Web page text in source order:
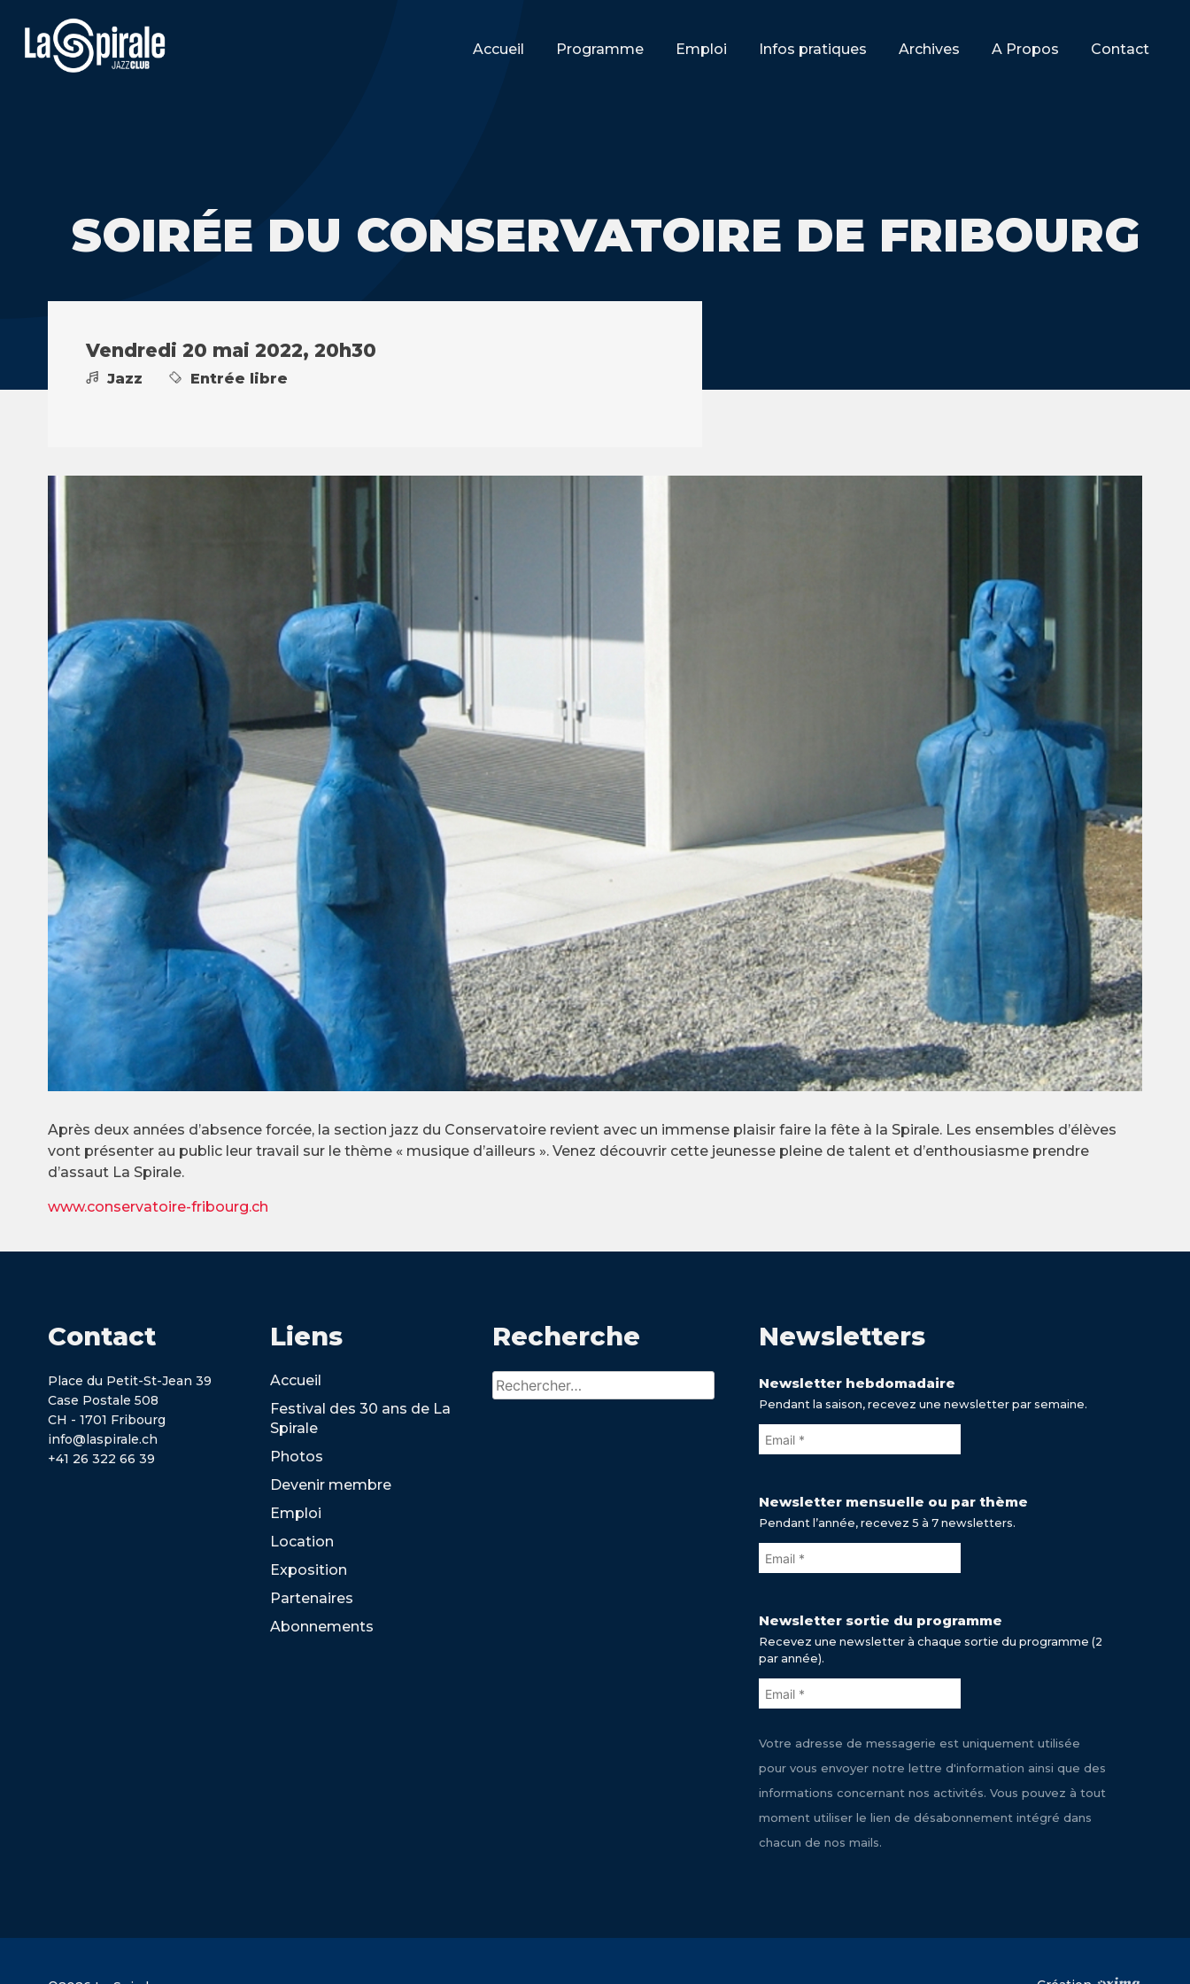
Accueil Programme Emploi Infos pratiques Archives A Propos Contact
SOIRÉE DU CONSERVATOIRE DE FRIBOURG
Vendredi 20 mai 2022, 20h30
Jazz Entrée libre
Après deux années d’absence forcée, la section jazz du Conservatoire revient avec un immense plaisir faire la fête à la Spirale. Les ensembles d’élèves
vont présenter au public leur travail sur le thème « musique d’ailleurs ». Venez découvrir cette jeunesse pleine de talent et d’enthousiasme prendre
d’assaut La Spirale.
www.conservatoire-fribourg.ch
Contact
Place du Petit-St-Jean 39
Case Postale 508
CH - 1701 Fribourg
info@laspirale.ch
+41 26 322 66 39
Liens
Accueil
Festival des 30 ans de La
Spirale
Photos
Devenir membre
Emploi
Location
Exposition
Partenaires
Abonnements
Recherche
Rechercher :
Newsletters
Newsletter hebdomadaire
Pendant la saison, recevez une newsletter par semaine.
Newsletter mensuelle ou par thème
Pendant l’année, recevez 5 à 7 newsletters.
Newsletter sortie du programme
Recevez une newsletter à chaque sortie du programme (2
par année).
Votre adresse de messagerie est uniquement utilisée
pour vous envoyer notre lettre d'information ainsi que des
informations concernant nos activités. Vous pouvez à tout
moment utiliser le lien de désabonnement intégré dans
chacun de nos mails.